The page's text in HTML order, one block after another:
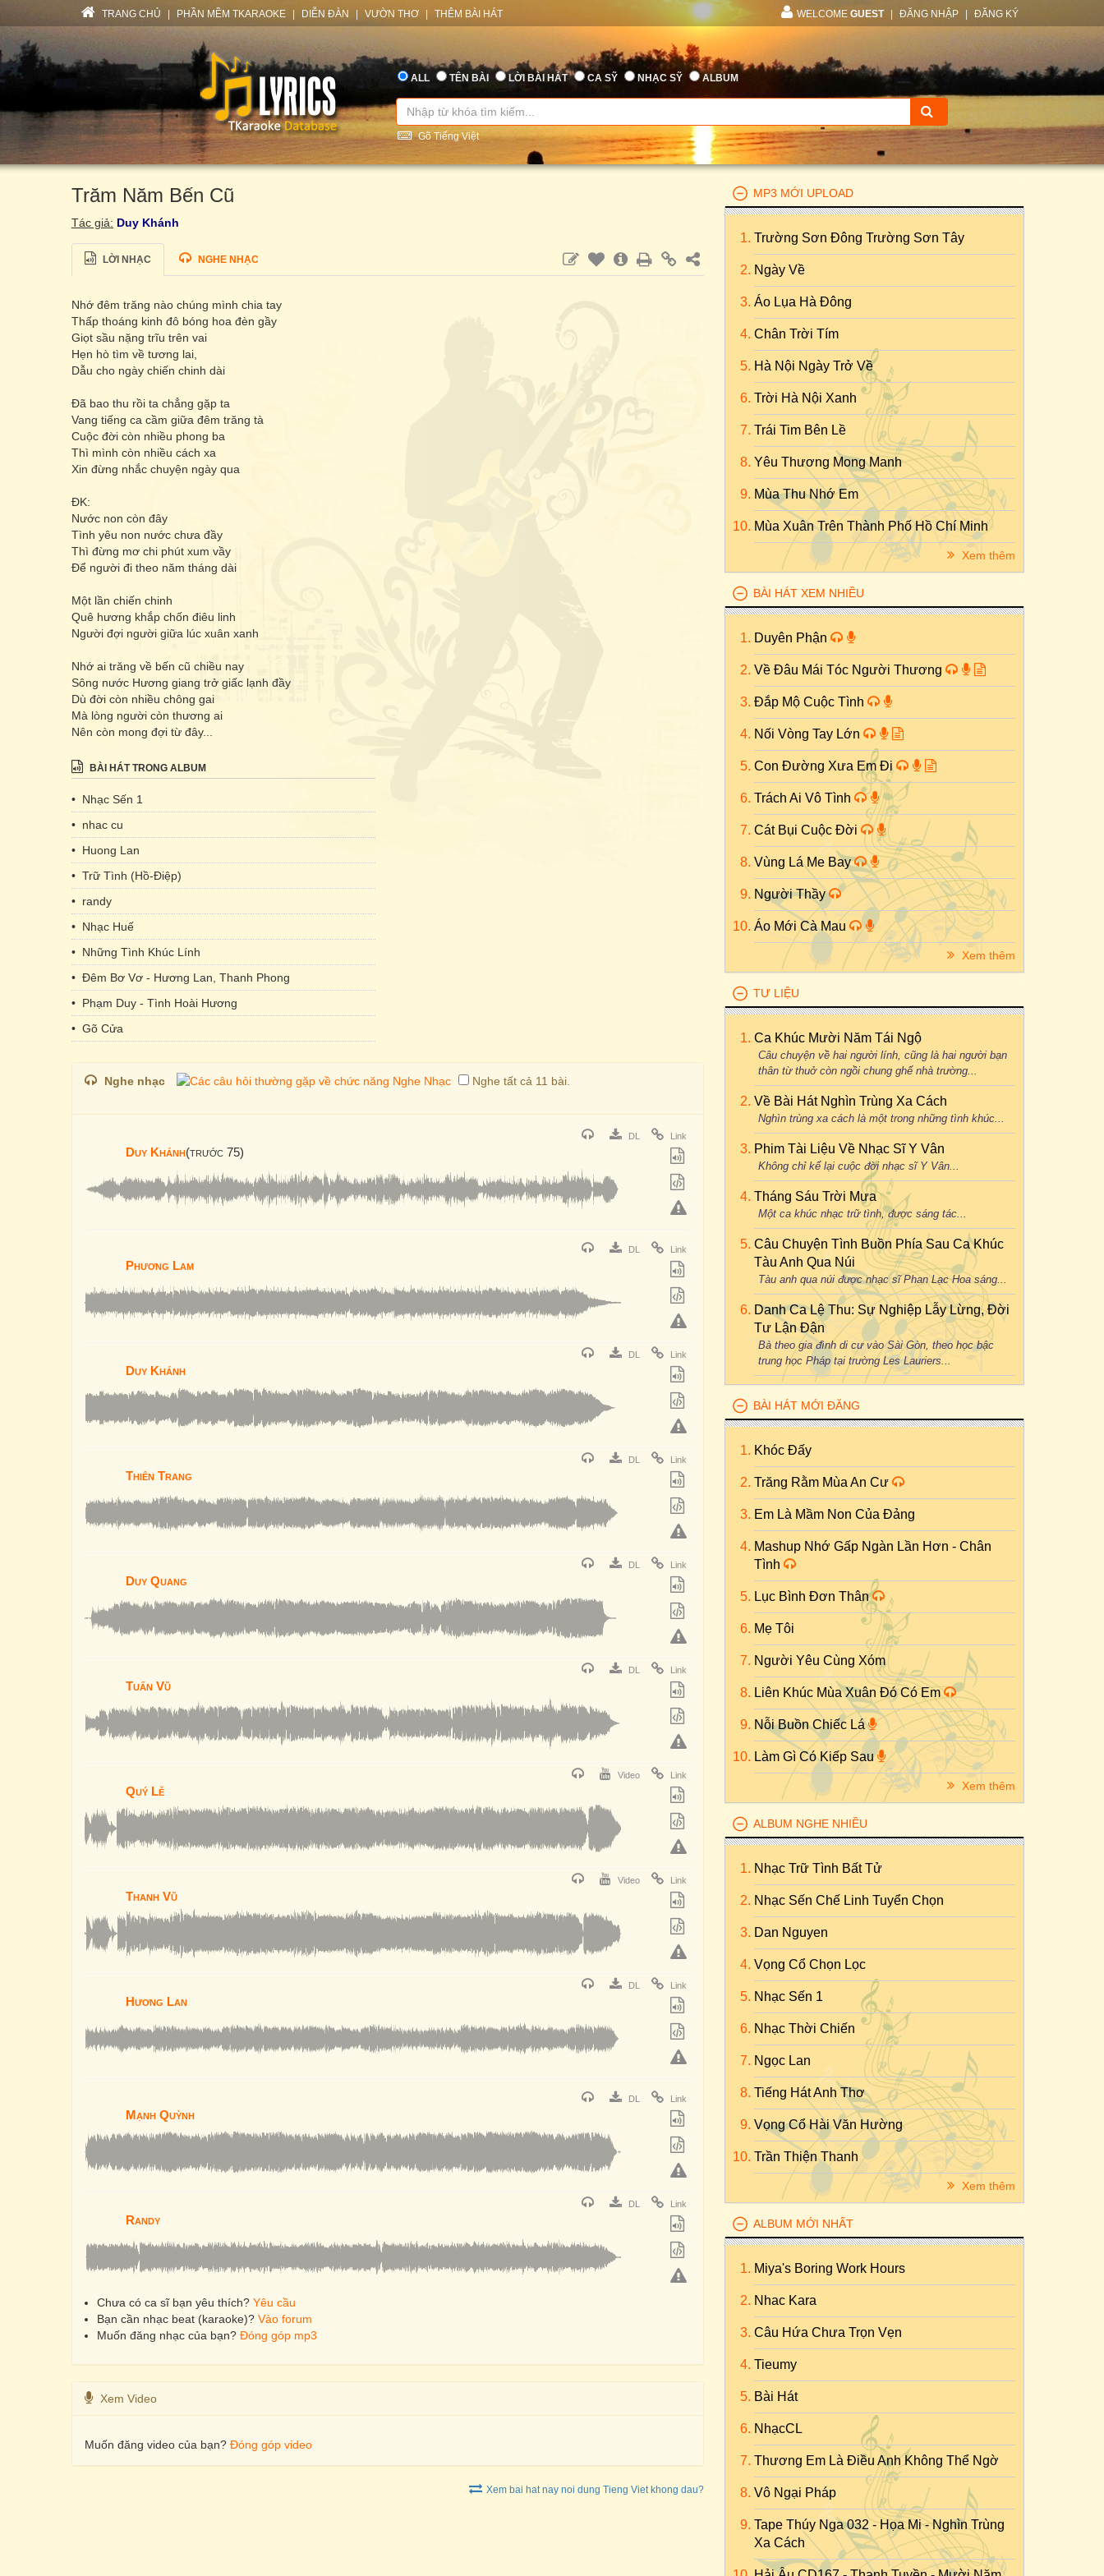
TRANG CHỦ PHẦN MỀM TKARAOKE DIỄN ĐÀN VƯỜN THƠ THÊM BÀI HÁT WELCOME GUEST ĐĂNG NHẬP ĐĂNG KÝ
ALL TÊN BÀI LỜI BÀI HÁT CA SỸ NHẠC SỸ ALBUM
Gõ Tiếng Việt
Trăm Năm Bến Cũ
Tác giả: Duy Khánh
LỜI NHẠC NGHE NHẠC
Nhớ đêm trăng nào chúng mình chia tay
Thấp thoáng kinh đô bóng hoa đèn gầy
Giọt sầu nặng trĩu trên vai
Hẹn hò tìm về tương lai,
Dẫu cho ngày chiến chinh dài
Đã bao thu rồi ta chẳng gặp ta
Vang tiếng ca cầm giữa đêm trăng tà
Cuộc đời còn nhiều phong ba
Thì mình còn nhiều cách xa
Xin đừng nhắc chuyện ngày qua
ĐK:
Nước non còn đây
Tình yêu non nước chưa đầy
Thì đừng mơ chi phút xum vầy
Để người đi theo năm tháng dài
Một lần chiến chinh
Quê hương khắp chốn điêu linh
Người đợi người giữa lúc xuân xanh
Nhớ ai trăng về bến cũ chiều nay
Sông nước Hương giang trở giấc lạnh đầy
Dù đời còn nhiều chông gai
Mà lòng người còn thương ai
Nên còn mong đợi từ đây...
BÀI HÁT TRONG ALBUM
• Nhạc Sến 1
• nhac cu
• Huong Lan
• Trữ Tình (Hồ-Điệp)
• randy
• Nhạc Huế
• Những Tình Khúc Lính
• Đêm Bơ Vơ - Hương Lan, Thanh Phong
• Phạm Duy - Tình Hoài Hương
• Gõ Cửa
Nghe nhạc Nghe tất cả 11 bài.
DL Link
Duy Khánh(trước 75)
DL Link
Phương Lam
DL Link
Duy Khánh
DL Link
Thiên Trang
DL Link
Duy Quang
DL Link
Tuấn Vũ
Video Link
Quý Lễ
Video Link
Thanh Vũ
DL Link
Hương Lan
DL Link
Mạnh Quỳnh
DL Link
Randy
Chưa có ca sĩ bạn yêu thích? Yêu cầu
Bạn cần nhạc beat (karaoke)? Vào forum
Muốn đăng nhạc của bạn? Đóng góp mp3
Xem Video
Muốn đăng video của bạn? Đóng góp video
Xem bai hat nay noi dung Tieng Viet khong dau?
MP3 MỚI UPLOAD
Trường Sơn Đông Trường Sơn Tây
Ngày Về
Áo Lụa Hà Đông
Chân Trời Tím
Hà Nội Ngày Trở Về
Trời Hà Nội Xanh
Trái Tim Bên Lề
Yêu Thương Mong Manh
Mùa Thu Nhớ Em
Mùa Xuân Trên Thành Phố Hồ Chí Minh
Xem thêm
BÀI HÁT XEM NHIỀU
Duyên Phận
Về Đâu Mái Tóc Người Thương
Đắp Mộ Cuộc Tình
Nối Vòng Tay Lớn
Con Đường Xưa Em Đi
Trách Ai Vô Tình
Cát Bụi Cuộc Đời
Vùng Lá Me Bay
Người Thầy
Áo Mới Cà Mau
Xem thêm
TƯ LIỆU
Ca Khúc Mười Năm Tái Ngộ
Câu chuyện về hai người lính, cũng là hai người bạn
thân từ thuở còn ngồi chung ghế nhà trường...
Về Bài Hát Nghìn Trùng Xa Cách
Nghìn trùng xa cách là một trong những tình khúc...
Phim Tài Liệu Về Nhạc Sĩ Y Vân
Không chỉ kể lại cuộc đời nhạc sĩ Y Vân...
Tháng Sáu Trời Mưa
Một ca khúc nhạc trữ tình, được sáng tác...
Câu Chuyện Tình Buồn Phía Sau Ca Khúc
Tàu Anh Qua Núi
Tàu anh qua núi được nhạc sĩ Phan Lạc Hoa sáng...
Danh Ca Lệ Thu: Sự Nghiệp Lẫy Lừng, Đời
Tư Lận Đận
Bà theo gia đình di cư vào Sài Gòn, theo học bậc
trung học Pháp tại trường Les Lauriers...
BÀI HÁT MỚI ĐĂNG
Khóc Đấy
Trăng Rằm Mùa An Cư
Em Là Mầm Non Của Đảng
Mashup Nhớ Gấp Ngàn Lần Hơn - Chân
Tình
Lục Bình Đơn Thân
Mẹ Tôi
Người Yêu Cùng Xóm
Liên Khúc Mùa Xuân Đó Có Em
Nỗi Buồn Chiếc Lá
Làm Gì Có Kiếp Sau
Xem thêm
ALBUM NGHE NHIỀU
Nhạc Trữ Tình Bất Tử
Nhạc Sến Chế Linh Tuyển Chọn
Dan Nguyen
Vọng Cổ Chọn Lọc
Nhạc Sến 1
Nhạc Thời Chiến
Ngọc Lan
Tiếng Hát Anh Thơ
Vọng Cổ Hài Văn Hường
Trần Thiện Thanh
Xem thêm
ALBUM MỚI NHẤT
Miya's Boring Work Hours
Nhac Kara
Câu Hứa Chưa Trọn Vẹn
Tieumy
Bài Hát
NhạcCL
Thương Em Là Điều Anh Không Thể Ngờ
Vô Ngại Pháp
Tape Thúy Nga 032 - Họa Mi - Nghìn Trùng
Xa Cách